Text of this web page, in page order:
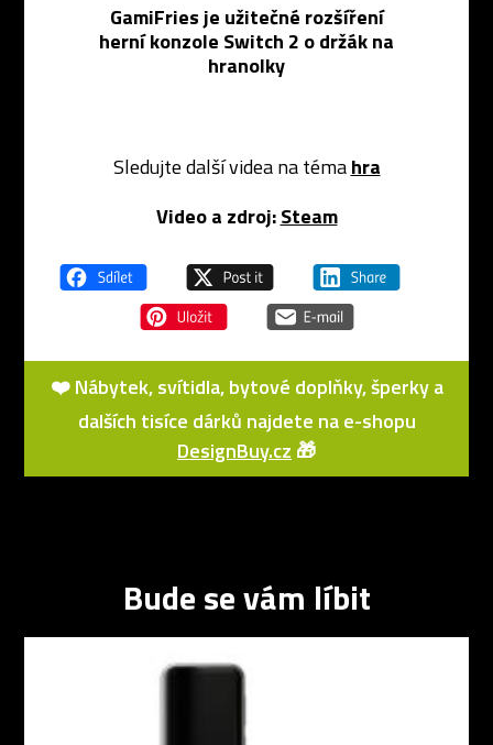
GamiFries je užitečné rozšíření
herní konzole Switch 2 o držák na
hranolky
Sledujte další videa na témahra
Video a zdroj: Steam
❤️ Nábytek, svítidla, bytové doplňky, šperky a
dalších tisíce dárků najdete na e-shopu
DesignBuy.cz 🎁
Bude se vám líbit